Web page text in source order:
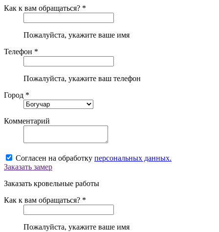
Как к вам обращаться? *
Пожалуйста, укажите ваше имя
Телефон *
Пожалуйста, укажите ваш телефон
Город *
Комментарий
Согласен на обработку персональных данных.
Заказать замер
Заказать кровельные работы
Как к вам обращаться? *
Пожалуйста, укажите ваше имя